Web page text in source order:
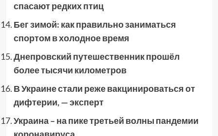
спасают редких птиц
Бег зимой: как правильно заниматься
спортом в холодное время
Днепровский путешественник прошёл
более тысячи километров
В Украине стали реже вакцинироваться от
дифтерии, — эксперт
Украина – на пике третьей волны пандемии